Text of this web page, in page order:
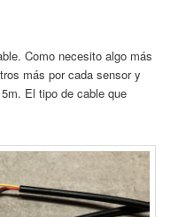
Como necesito algo más
más por cada sensor y
El tipo de cable que